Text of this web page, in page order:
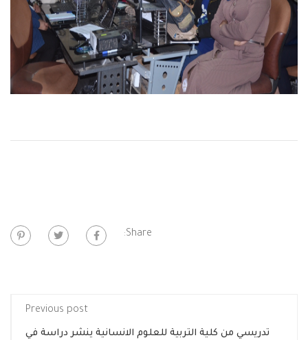
Share:
Previous post
تدريسي من كلية التربية للعلوم الانسانية ينشر دراسة في